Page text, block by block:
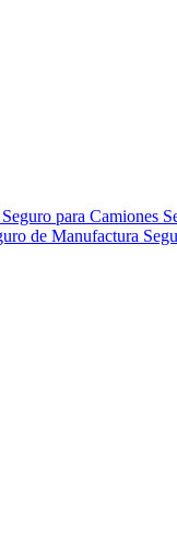
Seguro para Camiones
de Manufactura